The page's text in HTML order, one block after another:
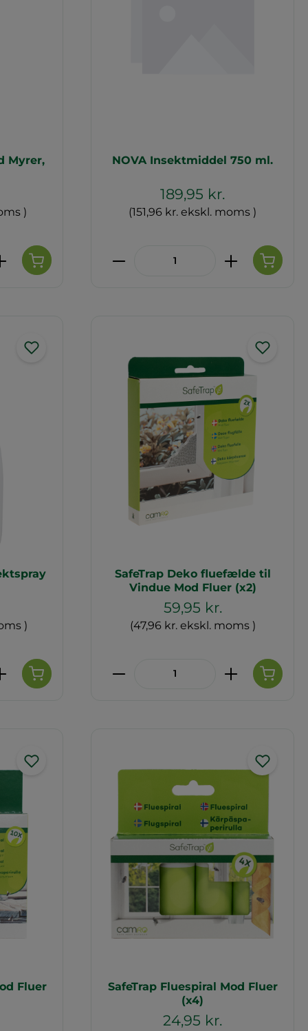
eller brug knapperne til at øge
Myrer,
)
Indtast den ønskede mængde
NOVA Insektmiddel 750 ml.
189,95 kr.
(151,96 kr. ekskl. moms )
Produktmængde:
eller brug knapperne til at øge
)
Indtast den ønskede mængde
SafeTrap Deko fluefælde til
Vindue Mod Fluer (x2)
59,95 kr.
(47,96 kr. ekskl. moms )
Produktmængde:
Fluer
SafeTrap Fluespiral Mod Fluer
(x4)
24,95 kr.